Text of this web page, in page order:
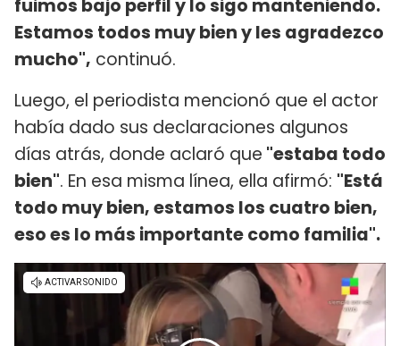
fuimos bajo perfil y lo sigo manteniendo.
Estamos todos muy bien y les agradezco
mucho", continuó.
Luego, el periodista mencionó que el actor
había dado sus declaraciones algunos
días atrás, donde aclaró que "estaba todo
bien". En esa misma línea, ella afirmó: "Está
todo muy bien, estamos los cuatro bien,
eso es lo más importante como familia".